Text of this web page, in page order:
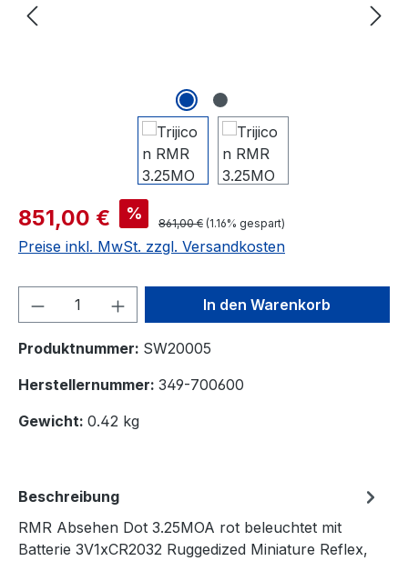
851,00 € %
861,00 € (1.16% gespart)
Preise inkl. MwSt. zzgl. Versandkosten
Produkt Anzahl: Gib denIn den Warenkorb
Produktnummer: SW20005
Herstellernummer: 349-700600
Gewicht: 0.42 kg
Beschreibung
RMR Absehen Dot 3.25MOA rot beleuchtet mit
Batterie 3V1xCR2032 Ruggedized Miniature Reflex,